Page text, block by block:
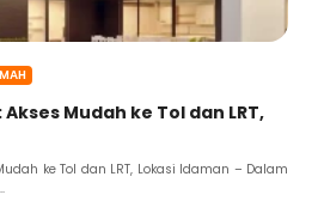
Mudah ke Tol dan LRT,
ke Tol dan LRT, Lokasi Idaman – Dalam